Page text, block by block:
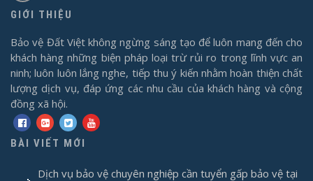
GIỚI THIỆU
Bảo vệ Đất Việt không ngừng sáng tạo để luôn mang đến cho
khách hàng những biện pháp loại trừ rủi ro trong lĩnh vực an
ninh; luôn luôn lắng nghe, tiếp thu ý kiến nhằm hoàn thiện chất
lượng dịch vụ, đáp ứng các nhu cầu của khách hàng và cộng
đồng xã hội.
BÀI VIẾT MỚI
Dịch vụ bảo vệ chuyên nghiệp cần tuyển gấp bảo vệ tại